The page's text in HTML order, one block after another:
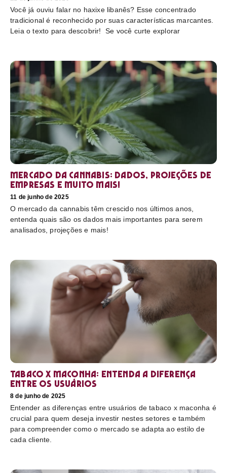
Você já ouviu falar no haxixe libanês? Esse concentrado
tradicional é reconhecido por suas características marcantes.
Leia o texto para descobrir! Se você curte explorar
Mercado da cannabis: Dados, projeções de
empresas e muito mais!
11 de junho de 2025
O mercado da cannabis têm crescido nos últimos anos,
entenda quais são os dados mais importantes para serem
analisados, projeções e mais!
Tabaco x maconha: Entenda a diferença
entre os usuários
8 de junho de 2025
Entender as diferenças entre usuários de tabaco x maconha é
crucial para quem deseja investir nestes setores e também
para compreender como o mercado se adapta ao estilo de
cada cliente.